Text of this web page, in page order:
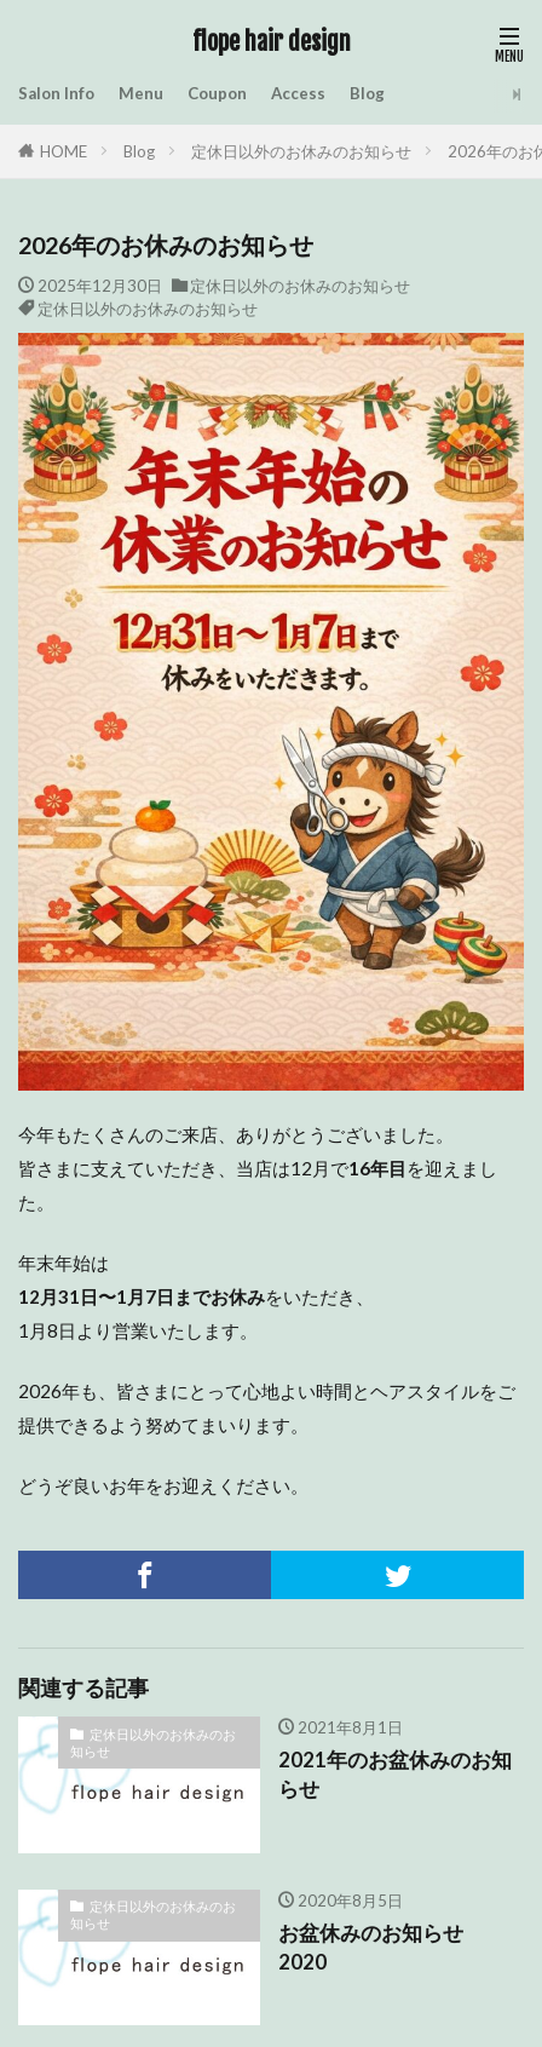
flope hair design
Salon Info Menu Coupon Access Blog
HOME Blog 定休日以外のお休みのお知らせ 2026年のお
2026年のお休みのお知らせ
2025年12月30日
定休日以外のお休みのお知らせ
定休日以外のお休みのお知らせ
今年もたくさんのご来店、ありがとうございました。
皆さまに支えていただき、当店は12月で16年目 を迎えまし
た。
年末年始は
12月31日〜1月7日までお休みをいただき、
1月8日より営業いたします。
2026年も、皆さまにとって心地よい時間とヘアスタイルをご
提供できるよう努めてまいります。
どうぞ良いお年をお迎えください。
関連する記事
定休日以外のお休みのお
知らせ
2021年8月1日
2021年のお盆休みのお知
らせ
定休日以外のお休みのお
知らせ
2020年8月5日
お盆休みのお知らせ
2020